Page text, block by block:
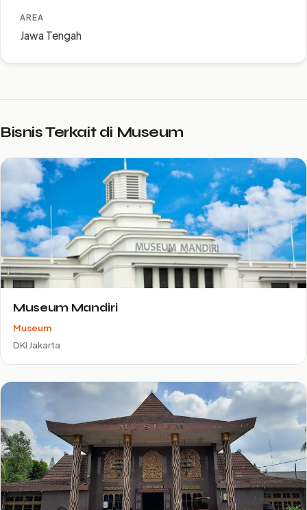
AREA
Jawa Tengah
Bisnis Terkait di Museum
Museum Mandiri
Museum
DKI Jakarta